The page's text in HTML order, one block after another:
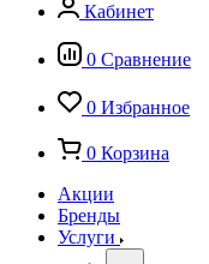
Кабинет
0 Сравнение
0 Избранное
0 Корзина
Акции
Бренды
Услуги